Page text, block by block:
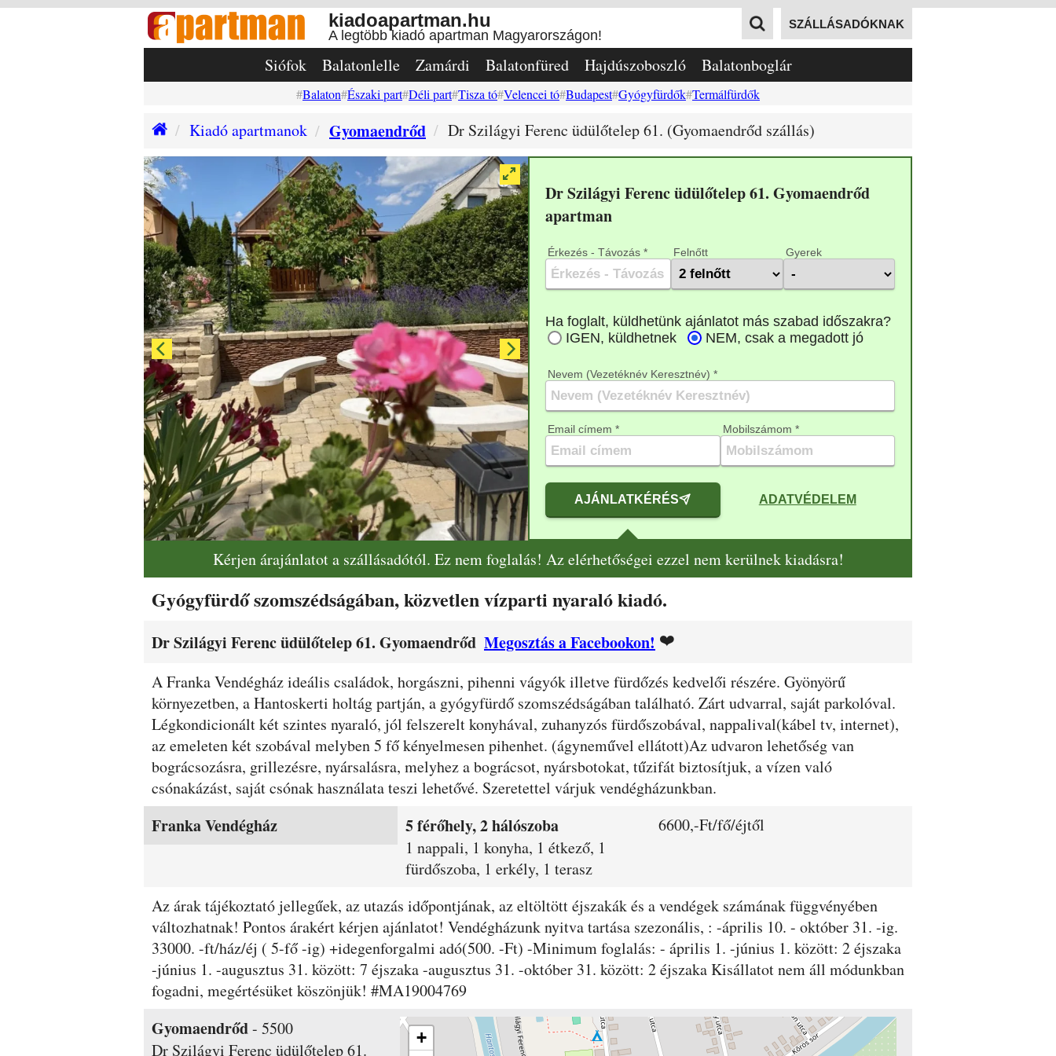
kiadoapartman.hu
A legtöbb kiadó apartman Magyarországon!
SZÁLLÁSADÓKNAK
Siófok Balatonlelle Zamárdi Balatonfüred Hajdúszoboszló Balatonboglár
Balaton Északi part Déli part Tisza tó Velencei tó Budapest Gyógyfürdők Termálfürdők
Kiadó apartmanok Gyomaendrőd Dr Szilágyi Ferenc üdülőtelep 61. (Gyomaendrőd szállás)
Kérjen árajánlatot a szállásadótól. Ez nem foglalás! Az elérhetőségei ezzel nem kerülnek kiadásra!
Dr Szilágyi Ferenc üdülőtelep 61. Gyomaendrőd
apartman
Érkezés - Távozás * Felnőtt Gyerek
Nevem (Vezetéknév Keresztnév) *
Email címem * Mobilszámom *
AJÁNLATKÉRÉS ADATVÉDELEM
Gyógyfürdő szomszédságában, közvetlen vízparti nyaraló kiadó.
Dr Szilágyi Ferenc üdülőtelep 61. Gyomaendrőd Megosztás a Facebookon! ❤️
Leírás
A Franka Vendégház ideális családok, horgászni, pihenni vágyók illetve fürdőzés kedvelői részére. Gyönyörű
környezetben, a Hantoskerti holtág partján, a gyógyfürdő szomszédságában található. Zárt udvarral, saját parkolóval.
Légkondicionált két szintes nyaraló, jól felszerelt konyhával, zuhanyzós fürdőszobával, nappalival(kábel tv, internet),
az emeleten két szobával melyben 5 fő kényelmesen pihenhet. (ágyneművel ellátott)Az udvaron lehetőség van
bográcsozásra, grillezésre, nyársalásra, melyhez a bográcsot, nyársbotokat, tűzifát biztosítjuk, a vízen való
csónakázást, saját csónak használata teszi lehetővé. Szeretettel várjuk vendégházunkban.
Szobák és árak
Franka Vendégház 5 férőhely, 2 hálószoba
1 nappali, 1 konyha, 1 étkező, 1
fürdőszoba, 1 erkély, 1 terasz
6600,-Ft/fő/éjtől
Az árak tájékoztató jellegűek, az utazás időpontjának, az eltöltött éjszakák és a vendégek számának függvényében
változhatnak! Pontos árakért kérjen ajánlatot! Vendégházunk nyitva tartása szezonális, : -április 10. - október 31. -ig.
33000. -ft/ház/éj ( 5-fő -ig) +idegenforgalmi adó(500. -Ft) -Minimum foglalás: - április 1. -június 1. között: 2 éjszaka
-június 1. -augusztus 31. között: 7 éjszaka -augusztus 31. -október 31. között: 2 éjszaka Kisállatot nem áll módunkban
fogadni, megértésüket köszönjük! #MA19004769
Gyomaendrőd- 5500
Dr Szilágyi Ferenc üdülőtelep 61.
+